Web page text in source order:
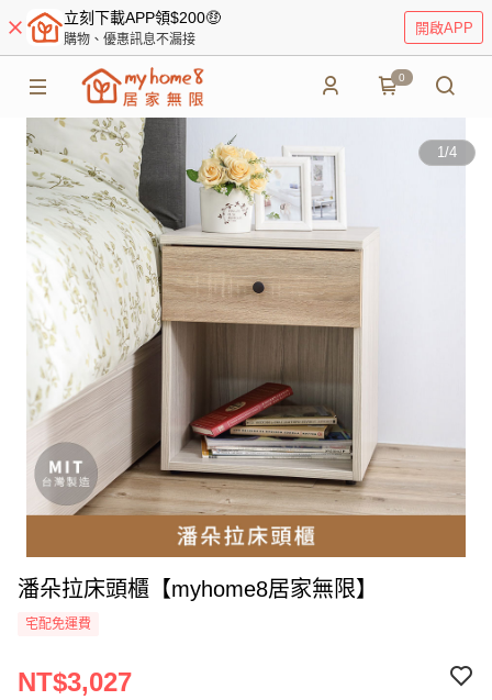
立刻下載APP領$200🤑
購物、優惠訊息不漏接
開啟APP
0
1/4
潘朵拉床頭櫃【myhome8居家無限】
宅配免運費
NT$3,027